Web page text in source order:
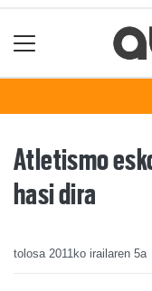
Atletismo
hasi dira
tolosa 2011ko irailaren 5a